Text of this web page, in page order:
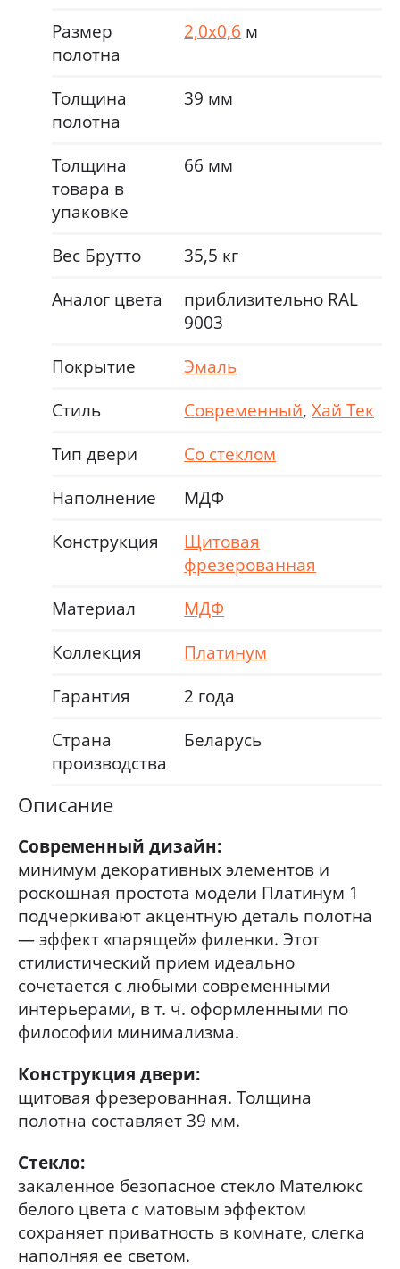
Размер
полотна
2,0х0,6 м
Толщина
полотна
39 мм
Толщина
товара в
упаковке
66 мм
Вес Брутто
35,5 кг
Аналог цвета
приблизительно RAL
9003
Покрытие
Эмаль
Стиль
Современный,Хай Тек
Тип двери
Со стеклом
Наполнение
МДФ
Конструкция
Щитовая
фрезерованная
Материал
МДФ
Коллекция
Платинум
Гарантия
2 года
Страна
производства
Беларусь
Описание
Современный дизайн:
минимум декоративных элементов и
роскошная простота модели Платинум 1
подчеркивают акцентную деталь полотна
— эффект «парящей» филенки. Этот
стилистический прием идеально
сочетается с любыми современными
интерьерами, в т. ч. оформленными по
философии минимализма.
Конструкция двери:
щитовая фрезерованная. Толщина
полотна составляет 39 мм.
Стекло:
закаленное безопасное стекло Мателюкс
белого цвета с матовым эффектом
сохраняет приватность в комнате, слегка
наполняя ее светом.